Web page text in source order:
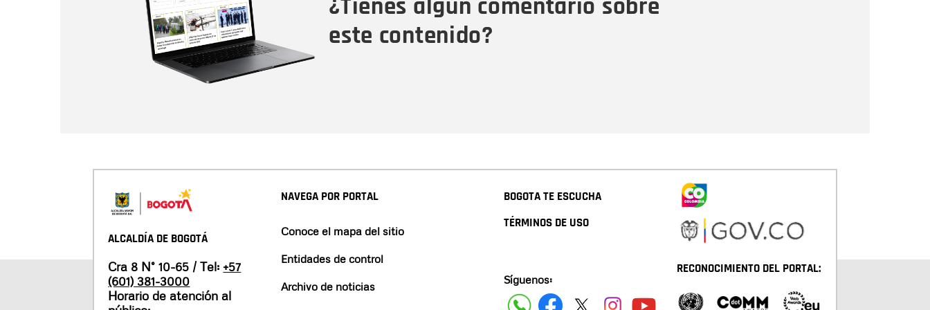
¿Tienes algún comentario sobre
este contenido?
ALCALDÍA DE BOGOTÁ
Cra 8 N° 10-65 / Tel: +57
(601) 381-3000
Horario de atención al
NAVEGA POR PORTAL
Conoce el mapa del sitio
Entidades de control
Archivo de noticias
BOGOTA TE ESCUCHA
TÉRMINOS DE USO
Síguenos:
RECONOCIMIENTO DEL PORTAL: